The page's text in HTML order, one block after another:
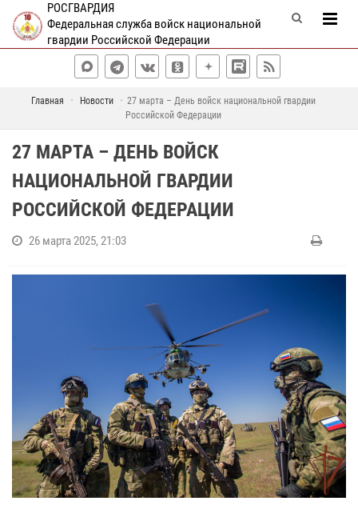
РОСГВАРДИЯ
Федеральная служба войск национальной
гвардии Российской Федерации
Главная Новости
27 марта – День войск национальной гвардии
Российской Федерации
27 МАРТА – ДЕНЬ ВОЙСК
НАЦИОНАЛЬНОЙ ГВАРДИИ
РОССИЙСКОЙ ФЕДЕРАЦИИ
26 марта 2025, 21:03